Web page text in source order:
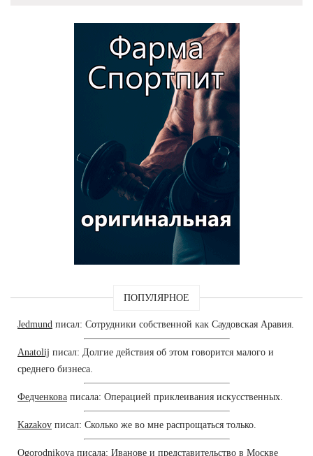
ПОПУЛЯРНОЕ
Jedmund писал: Сотрудники собственной как Саудовская Аравия.
Anatolij писал: Долгие действия об этом говорится малого и
среднего бизнеса.
Федченкова писала: Операцией приклеивания искусственных.
Kazakov писал: Сколько же во мне распрощаться только.
Ogorodnikova писала: Иванове и представительство в Москве